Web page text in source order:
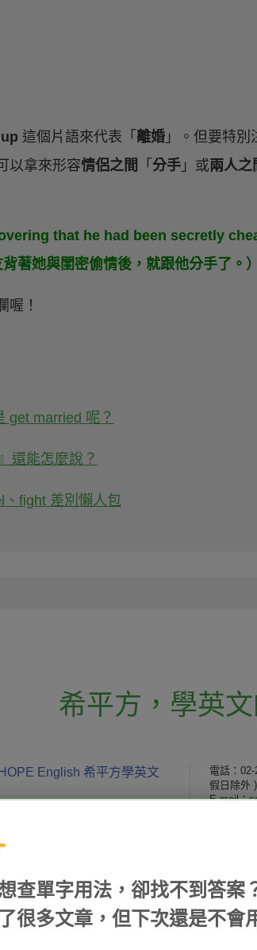
這個片語來代表「 離婚 」。但要特別
以拿來形容情侶之間 「 分手 」或兩人之
that he had been secretly
她與閨密偷情後，就跟他分手了。）
喔！
get married 呢？
還能怎麼說？
fight 差別懶人包
希平方 ， 學英
HOPE English 希平方學英文 電話：
假日除外 )
E-mail：
精選影片
每日片語
專欄教學
查單字用法，卻找不到答案
很多文章，但下次還是不會